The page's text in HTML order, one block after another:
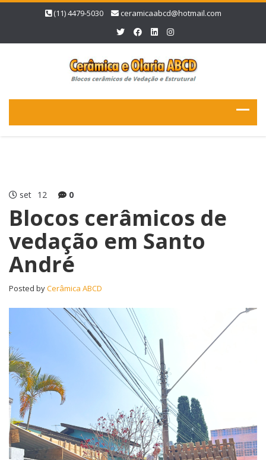
(11) 4479-5030 ceramicaabcd@hotmail.com
set 12 0
Blocos cerâmicos de
vedação em Santo
André
Posted byCerâmica ABCD